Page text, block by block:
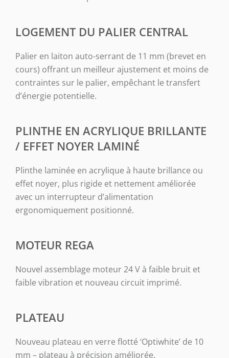
LOGEMENT DU PALIER CENTRAL
Palier en laiton auto-serrant de 11 mm (brevet en
cours) offrant un meilleur ajustement et moins de
contraintes sur le palier, empêchant le transfert
d’énergie potentielle.
PLINTHE EN ACRYLIQUE BRILLANTE
/ EFFET NOYER LAMINÉ
Plinthe laminée en acrylique à haute brillance ou
effet noyer, plus rigide et nettement améliorée
avec un interrupteur d’alimentation
ergonomiquement positionné.
MOTEUR REGA
Nouvel assemblage moteur 24 V à faible bruit et
faible vibration et nouveau circuit imprimé.
PLATEAU
Nouveau plateau en verre flotté ‘Optiwhite’ de 10
mm – plateau à précision améliorée.